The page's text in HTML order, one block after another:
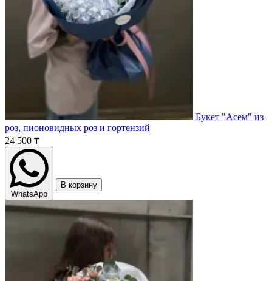
Букет "Асем" из
роз, пионовидных роз и гортензий
24 500 ₸
WhatsApp
В корзину